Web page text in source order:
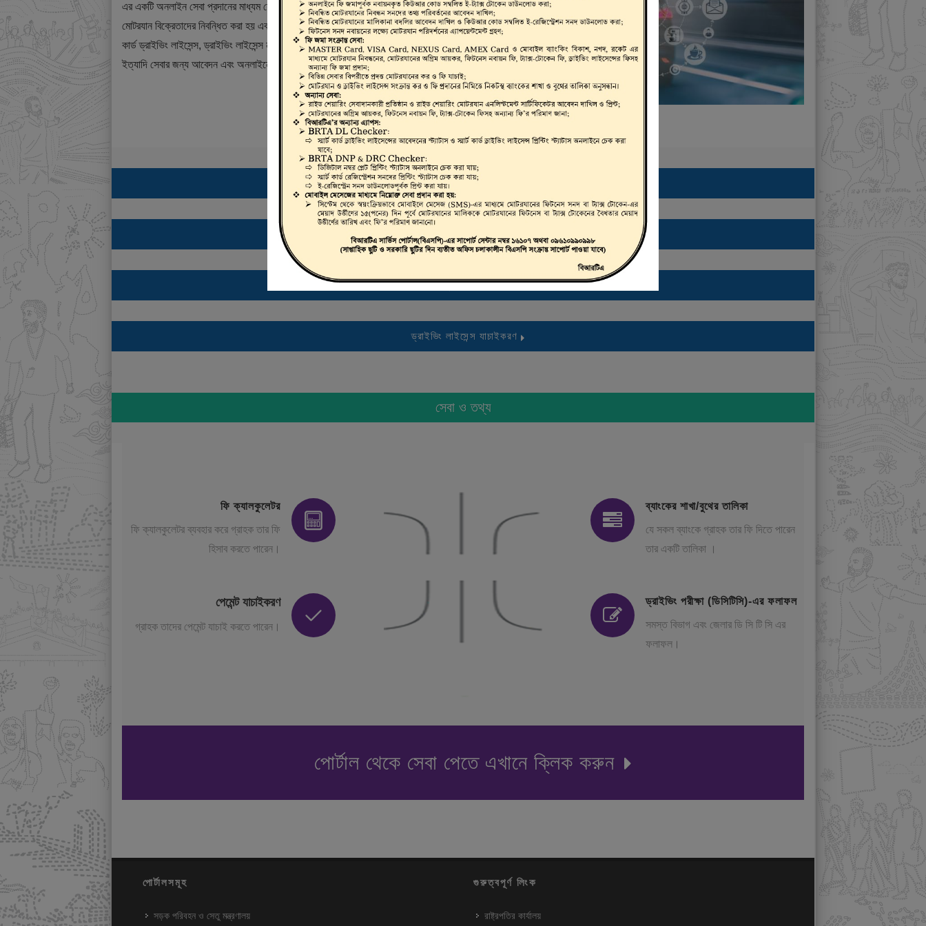
এর একটি অনলাইন সেবা প্রদানের মাধ্যম যেখানে ড্রাইভার, মোটরযান মালিক,
মোটরযান বিক্রেতাদের নিবন্ধিত করা হয় এবং শিক্ষানবিশ ড্রাইভিং লাইসেন্স, স্মার্ট
কার্ড ড্রাইভিং লাইসেন্স, ড্রাইভিং লাইসেন্স নবায়ন, ডুপ্লিকেট ড্রাইভিং লাইসেন্স
ইত্যাদি সেবার জন্য আবেদন এবং অনলাইনে ফি প্রদান করা যায়।
ট্রাস্টি বোর্ড সার্টিফিকেট ডাউনলোড করতে এখানে ক্লিক করুন
ই-ফিটনেস ফলাফল (VIC) দেখতে এখানে ক্লিক করুন
ই-ট্যাক্স টোকেন, ই-লাইসেন্স, ই-ফিটনেস ইত্যাদি যাচাইকরণ
ড্রাইভিং লাইসেন্স যাচাইকরণ
সেবা ও তথ্য
ফি ক্যালকুলেটর
ফি ক্যালকুলেটর ব্যবহার করে গ্রাহক তার ফি
হিসাব করতে পারেন।
পেমেন্ট যাচাইকরণ
গ্রাহক তাদের পেমেন্ট যাচাই করতে পারেন।
ব্যাংকের শাখা/বুথের তালিকা
যে সকল ব্যাংকে গ্রাহক তার ফি দিতে পারেন
তার একটি তালিকা ।
ড্রাইভিং পরীক্ষা (ডিসিটিসি)-এর ফলাফল
সমস্ত বিভাগ এবং জেলার ডি সি টি সি এর
ফলাফল।
পোর্টাল থেকে সেবা পেতে এখানে ক্লিক করুন
পোর্টালসমূহ
সড়ক পরিবহন ও সেতু মন্ত্রণালয়
গুরুত্বপূর্ণ লিংক
রাষ্ট্রপতির কার্যালয়